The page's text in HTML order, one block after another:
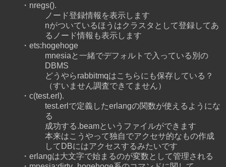
・nregs().
ノード登録情報を表示します
nがついているほうはクラスタとして登録してあ
るノード情報も表示します
・ets:hogehoge
mnesiaと一緒でデフォルトで入っている別の
DBMS
どうやらrabbitmqはこちらにも保存している？
（すいません調査できてません）
・c(test.erl).
test.erlで定義したerlangの関数が使えるようにな
る
成功する.beamというファイルができます
本来はこうやって独自でアクセサ的なもの作成
してDBにはアクセスするみたいです
・erlangは大文字で始まるのが変数として管理される